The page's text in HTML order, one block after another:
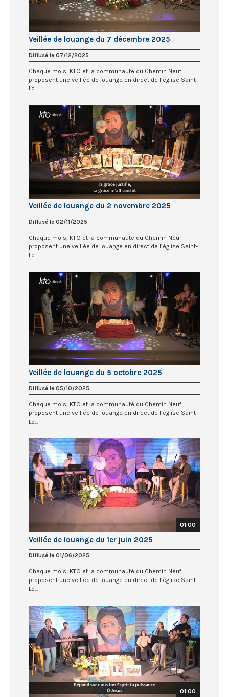
Veillée de louange du 7 décembre 2025
Diffusé le 07/12/2025
Chaque mois, KTO et la communauté du Chemin Neuf
proposent une veillée de louange en direct de l’église Saint-
Lo...
Veillée de louange du 2 novembre 2025
Diffusé le 02/11/2025
Chaque mois, KTO et la communauté du Chemin Neuf
proposent une veillée de louange en direct de l’église Saint-
Lo...
Veillée de louange du 5 octobre 2025
Diffusé le 05/10/2025
Chaque mois, KTO et la communauté du Chemin Neuf
proposent une veillée de louange en direct de l’église Saint-
Lo...
01:00
Veillée de louange du 1er juin 2025
Diffusé le 01/06/2025
Chaque mois, KTO et la communauté du Chemin Neuf
proposent une veillée de louange en direct de l’église Saint-
Lo...
01:00